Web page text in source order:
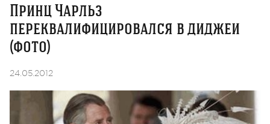
Принц Чарльз
переквалифицировался в диджеи
(фото)
24.05.2012